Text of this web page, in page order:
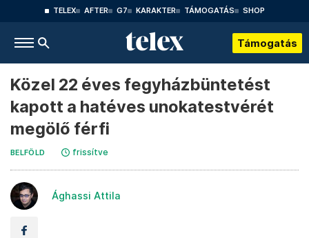
TELEX AFTER G7 KARAKTER TÁMOGATÁS SHOP
Támogatás
Közel 22 éves fegyházbüntetést
kapott a hatéves unokatestvérét
megölő férfi
BELFÖLD frissítve
Ághassi Attila